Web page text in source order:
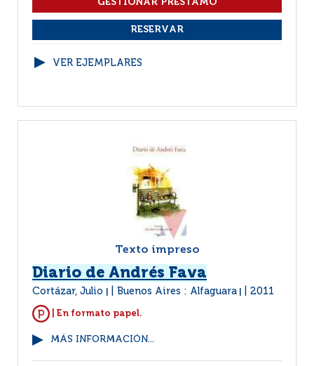
VER EJEMPLARES
Texto impreso
Diario de Andrés Fava
Cortázar, Julio Buenos Aires : Alfaguara 2011
| En formato papel.
MÁS INFORMACIÓN...